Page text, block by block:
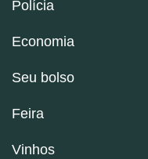
Polícia
Economia
Seu bolso
Feira
Vinhos